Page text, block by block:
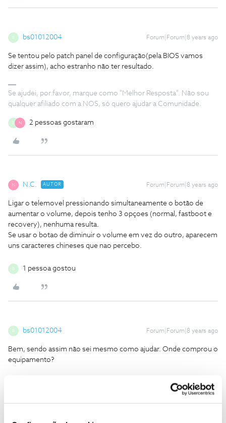
bs01012004 Forum|Forum|8 years ago
Se tentou pelo patch panel de configuração(pela BIOS vamos
dizer assim), acho estranho não ter resultado.
Se ajudei, por favor, marque como "Melhor Resposta". Não sou
qualquer afiliado com a NOS, só quero ajudar a Comunidade.
N 2 pessoas gostaram
N N.C. AUTOR Forum|Forum|8 years ago
Ligar o telemovel pressionando simultaneamente o botão de
aumentar o volume, depois tenho 3 opçoes (normal, fastboot e
recovery), nenhuma resulta.
Se usar o botao de diminuir o volume em vez do outro, aparecem
uns caracteres chineses que nao percebo.
1 pessoa gostou
bs01012004 Forum|Forum|8 years ago
Bem, sendo assim não sei mesmo como ajudar. Onde comprou o
equipamento?
Se ajudei, por favor, marque como "Melhor Resposta". Não sou
qualquer afiliado com a NOS, só quero ajudar a Comunidade.